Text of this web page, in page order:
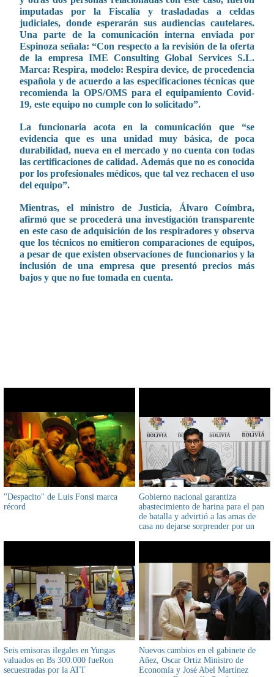
imputadas por la Fiscalía y trasladadas a celdas
judiciales, donde esperarán sus audiencias cautelares.
Una parte de la comunicación interna enviada por
Espinoza señala: “Con respecto a la revisión de la oferta
de la empresa IME Consulting Global Services S.L.
Marca: Respira, modelo: Respira device, de procedencia
española y de acuerdo a las especificaciones técnicas que
recomienda la OPS/OMS para el equipamiento Covid-
19, este equipo no cumple con lo solicitado”.
La funcionaria acota en la comunicación que “se
evidencia que es una unidad muy básica, de poca
durabilidad, nueva en el mercado y no cuenta con todas
las certificaciones de calidad. Además que no es conocida
por los profesionales médicos, que tal vez rechacen el uso
del equipo”.
Mientras, el ministro de Justicia, Álvaro Coímbra,
afirmó que se procederá una investigación transparente
en este caso de adquisición de los respiradores y observa
que los técnicos no emitieron comparaciones de equipos,
a pesar de que existen observaciones de funcionarios y la
inclusión de una empresa que presentó precios más
bajos y que no fue tomada en cuenta.
"Despacito" de Luis Fonsi marca
récord
Gobierno nacional garantiza
abastecimiento de harina para el pan
de batalla y advirtió a las amas de
casa no dejarse sorprender por un
Seis emisoras ilegales en Yungas
valuados en Bs 300.000 fueRon
secuestradas por la ATT
Nuevos cambios en el gabinete de
Añez, Oscar Ortiz Ministro de
Economía y José Abel Martínez